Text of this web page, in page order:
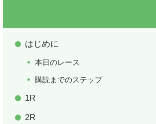
はじめに
本日のレース
購読までのステップ
1R
2R